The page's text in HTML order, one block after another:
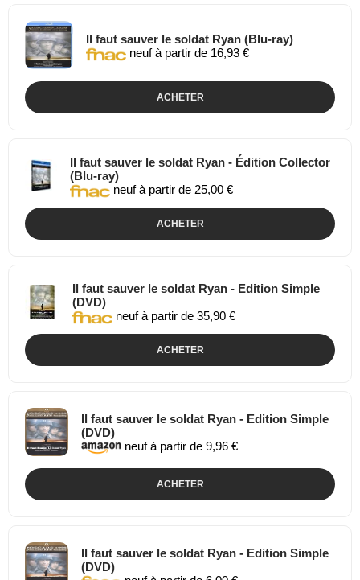
Il faut sauver le soldat Ryan (Blu-ray)
neuf à partir de 16,93 €
ACHETER
Il faut sauver le soldat Ryan - Édition Collector
(Blu-ray)
neuf à partir de 25,00 €
ACHETER
Il faut sauver le soldat Ryan - Edition Simple
(DVD)
neuf à partir de 35,90 €
ACHETER
Il faut sauver le soldat Ryan - Edition Simple
(DVD)
neuf à partir de 9,96 €
ACHETER
Il faut sauver le soldat Ryan - Edition Simple
(DVD)